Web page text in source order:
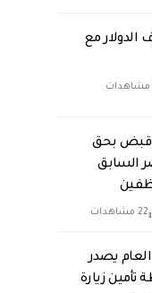
الدولار مع
قبض بحق
السابق
22 مشاهدات
يصدر
زيارة